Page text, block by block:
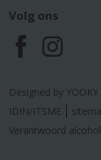
Volg ons
F
a
c
I
n
s
Designed by
IDIN/ITSME
Verantwoord